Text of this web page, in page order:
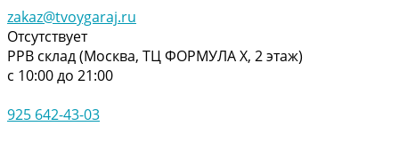
zakaz@tvoygaraj.ru
Отсутствует
РРВ склад (Москва, ТЦ ФОРМУЛА Х, 2 этаж)
с 10:00 до 21:00
925 642-43-03